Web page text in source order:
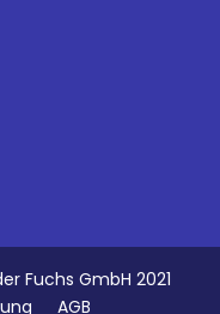
Fuchs GmbH 2021
AGB